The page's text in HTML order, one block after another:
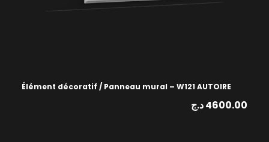
Élément décoratif / Panneau mural – W121 AUTOIRE
4600.00د.ج